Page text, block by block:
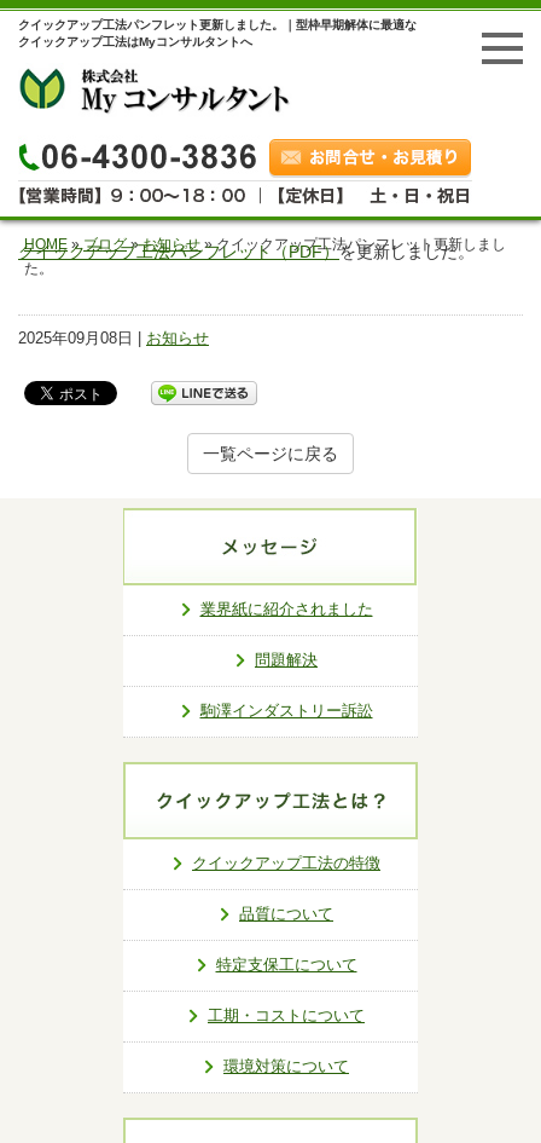
クイックアップ工法パンフレット更新しました。｜型枠早期解体に最適な
クイックアップ工法はMyコンサルタントへ
HOME »ブログ»お知らせ »クイックアップ工法パンフレット更新しまし
た。
クイックアップ工法パンフレット（PDF）を更新しました。
2025年09月08日 | お知らせ
一覧ページに戻る
業界紙に紹介されました
問題解決
駒澤インダストリー訴訟
クイックアップ工法の特徴
品質について
特定支保工について
工期・コストについて
環境対策について